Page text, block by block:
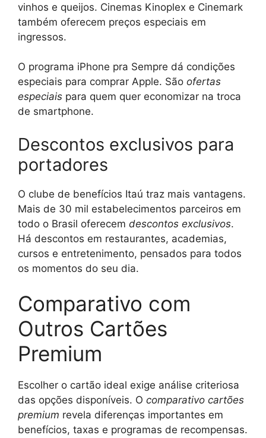
vinhos e queijos. Cinemas Kinoplex e Cinemark
também oferecem preços especiais em
ingressos.
O programa iPhone pra Sempre dá condições
especiais para comprar Apple. São ofertas
especiais para quem quer economizar na troca
de smartphone.
Descontos exclusivos para
portadores
O clube de benefícios Itaú traz mais vantagens.
Mais de 30 mil estabelecimentos parceiros em
todo o Brasil oferecem descontos exclusivos.
Há descontos em restaurantes, academias,
cursos e entretenimento, pensados para todos
os momentos do seu dia.
Comparativo com
Outros Cartões
Premium
Escolher o cartão ideal exige análise criteriosa
das opções disponíveis. O comparativo cartões
premium revela diferenças importantes em
benefícios, taxas e programas de recompensas.